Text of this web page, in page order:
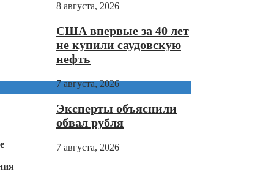
8 августа, 2026
США впервые за 40 лет
не купили саудовскую
нефть
7 августа, 2026
Эксперты объяснили
обвал рубля
7 августа, 2026